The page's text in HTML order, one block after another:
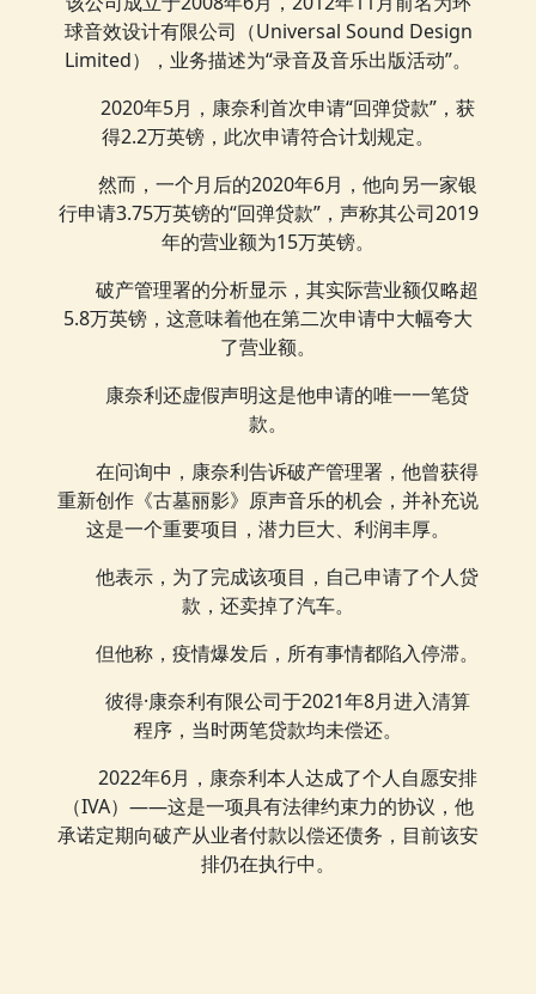
球音效设计有限公司（Universal Sound Design
Limited），业务描述为“录音及音乐出版活动”。
2020年5月，康奈利首次申请“回弹贷款”，获
得2.2万英镑，此次申请符合计划规定。
然而，一个月后的2020年6月，他向另一家银
行申请3.75万英镑的“回弹贷款”，声称其公司2019
年的营业额为15万英镑。
破产管理署的分析显示，其实际营业额仅略超
5.8万英镑，这意味着他在第二次申请中大幅夸大
了营业额。
康奈利还虚假声明这是他申请的唯一一笔贷
款。
在问询中，康奈利告诉破产管理署，他曾获得
重新创作《古墓丽影》原声音乐的机会，并补充说
这是一个重要项目，潜力巨大、利润丰厚。
他表示，为了完成该项目，自己申请了个人贷
款，还卖掉了汽车。
但他称，疫情爆发后，所有事情都陷入停滞。
彼得·康奈利有限公司于2021年8月进入清算
程序，当时两笔贷款均未偿还。
2022年6月，康奈利本人达成了个人自愿安排
（IVA）——这是一项具有法律约束力的协议，他
承诺定期向破产从业者付款以偿还债务，目前该安
排仍在执行中。